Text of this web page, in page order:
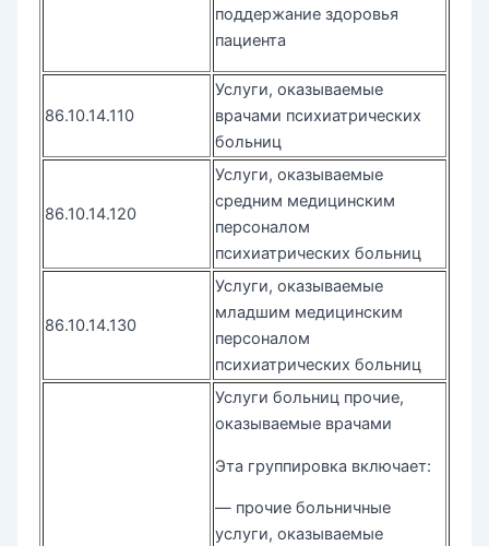
поддержание здоровья
пациента
86.10.14.110
Услуги, оказываемые
врачами психиатрических
больниц
86.10.14.120
Услуги, оказываемые
средним медицинским
персоналом
психиатрических больниц
86.10.14.130
Услуги, оказываемые
младшим медицинским
персоналом
психиатрических больниц
Услуги больниц прочие,
оказываемые врачами
Эта группировка включает:
— прочие больничные
услуги, оказываемые